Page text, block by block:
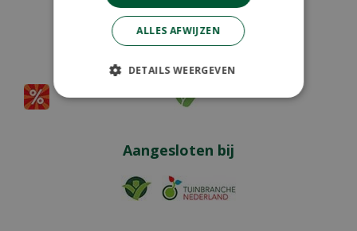
Aangesloten bij
ALLES AFWIJZEN
DETAILS WEERGEVEN